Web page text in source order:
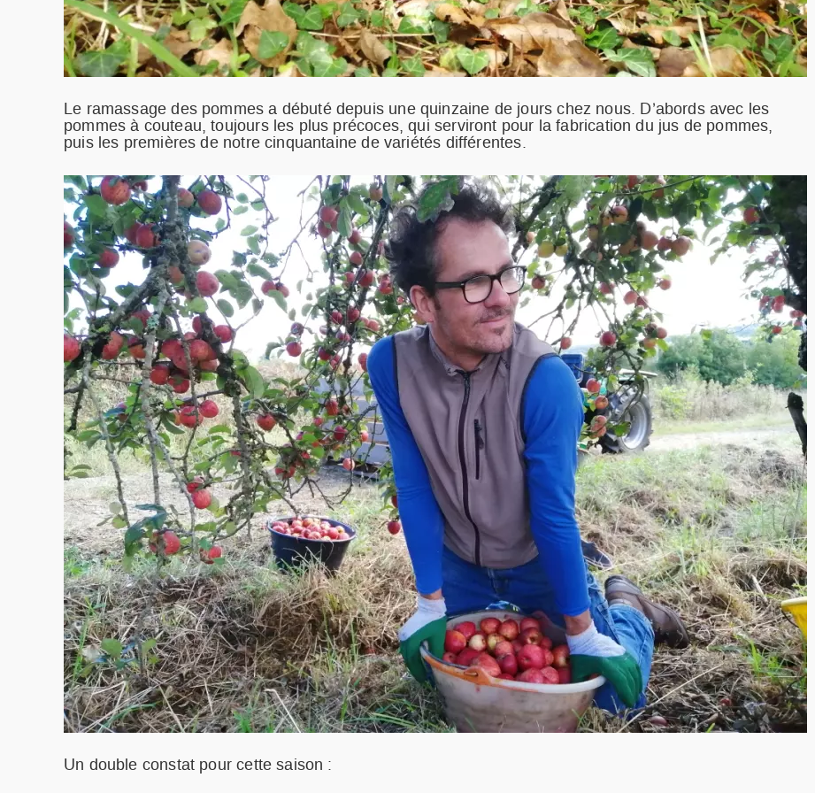
Le ramassage des pommes a débuté depuis une quinzaine de jours chez nous. D’abords avec les
pommes à couteau, toujours les plus précoces, qui serviront pour la fabrication du jus de pommes,
puis les premières de notre cinquantaine de variétés différentes.
Un double constat pour cette saison :